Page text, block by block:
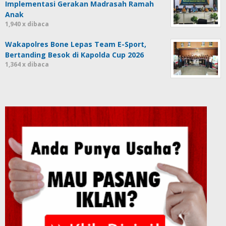
Implementasi Gerakan Madrasah Ramah
Anak
1,940 x dibaca
Wakapolres Bone Lepas Team E-Sport,
Bertanding Besok di Kapolda Cup 2026
1,364 x dibaca